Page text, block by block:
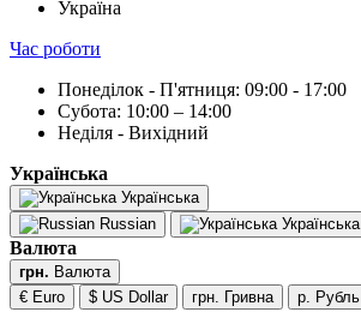
Українa
Час роботи
Понеділок - П'ятниця: 09:00 - 17:00
Субота: 10:00 – 14:00
Неділя - Вихідний
Українська
Українська
Russian
Українська
Валюта
грн. Валюта
€ Euro
$ US Dollar грн. Гривна р. Рубль